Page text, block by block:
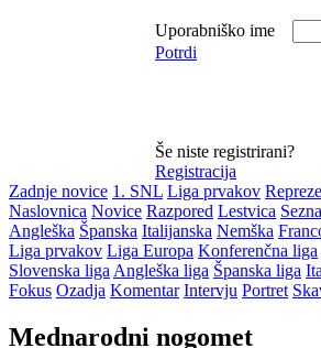
Uporabniško ime
Potrdi
Še niste registrirani?
Registracija
Zadnje novice 1. SNL Liga prvakov
Naslovnica Novice Razpored Lestvica
Angleška Španska Italijanska Nemška
Liga prvakov Liga Europa Konferenčna liga
Slovenska liga Angleška liga Španska liga
Fokus Ozadja Komentar Intervju Portret
Mednarodni nogomet